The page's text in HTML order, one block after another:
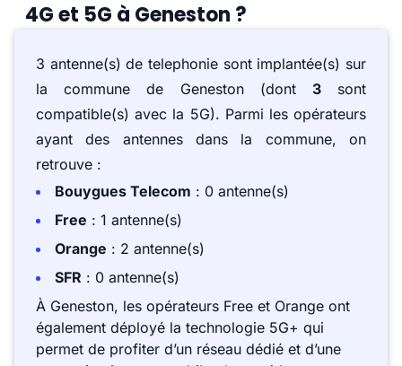
4G et 5G à Geneston ?
3 antenne(s) de telephonie sont implantée(s) sur
la commune de Geneston (dont 3sont
compatible(s) avec la 5G). Parmi les opérateurs
ayant des antennes dans la commune, on
retrouve :
Bouygues Telecom : 0 antenne(s)
Free : 1 antenne(s)
Orange : 2 antenne(s)
SFR : 0 antenne(s)
À Geneston, les opérateurs Free et Orange ont
également déployé la technologie 5G+ qui
permet de profiter d’un réseau dédié et d’une